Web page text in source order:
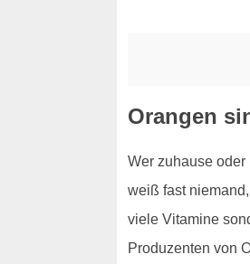
Orangen
Wer zuhause
weiß fast
viele Vitamine
Produzenten von